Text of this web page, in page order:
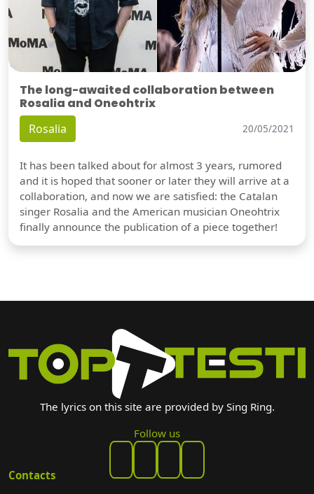
The long-awaited collaboration between
Rosalia and Oneohtrix
Rosalia 20/05/2021
It has been talked about for almost 3 years, rumored
and it is hoped that sooner or later they will arrive at a
collaboration, and now we are satisfied: the Catalan
singer Rosalia and the American musician Oneohtrix
finally announce the publication of a piece together!
The lyrics on this site are provided by Sing Ring.
Follow us
Contacts